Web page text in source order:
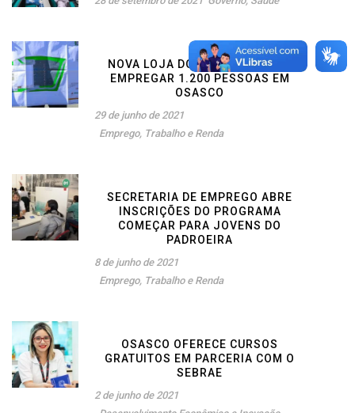
NOVA LOJA DO ATACADÃO DEVE
EMPREGAR 1.200 PESSOAS EM
OSASCO
29 de junho de 2021
Emprego, Trabalho e Renda
SECRETARIA DE EMPREGO ABRE
INSCRIÇÕES DO PROGRAMA
COMEÇAR PARA JOVENS DO
PADROEIRA
8 de junho de 2021
Emprego, Trabalho e Renda
OSASCO OFERECE CURSOS
GRATUITOS EM PARCERIA COM O
SEBRAE
2 de junho de 2021